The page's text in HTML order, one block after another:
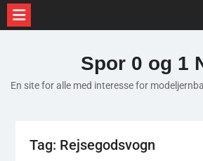
Spor 0 og 1
En site for alle med interesse for
Tag: Rejsegodsvogn